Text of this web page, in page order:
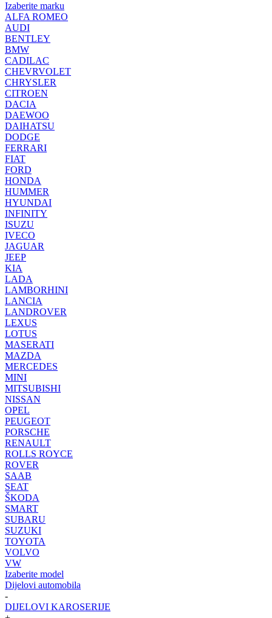
Izaberite marku
ALFA ROMEO
AUDI
BENTLEY
BMW
CADILAC
CHEVRVOLET
CHRYSLER
CITROEN
DACIA
DAEWOO
DAIHATSU
DODGE
FERRARI
FIAT
FORD
HONDA
HUMMER
HYUNDAI
INFINITY
ISUZU
IVECO
JAGUAR
JEEP
KIA
LADA
LAMBORHINI
LANCIA
LANDROVER
LEXUS
LOTUS
MASERATI
MAZDA
MERCEDES
MINI
MITSUBISHI
NISSAN
OPEL
PEUGEOT
PORSCHE
RENAULT
ROLLS ROYCE
ROVER
SAAB
SEAT
ŠKODA
SMART
SUBARU
SUZUKI
TOYOTA
VOLVO
VW
Izaberite model
Dijelovi automobila
-
DIJELOVI KAROSERIJE